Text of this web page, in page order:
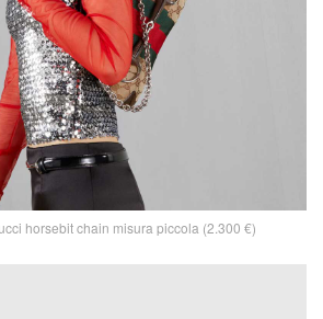
horsebit chain misura piccola (2.300 €)